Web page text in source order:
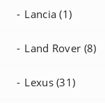
Lancia (1)
Land Rover (8)
Lexus (31)